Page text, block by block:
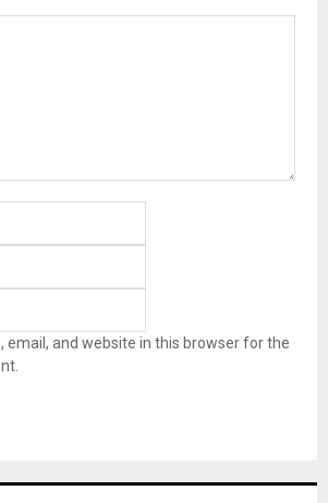
email, and website in this browser for the